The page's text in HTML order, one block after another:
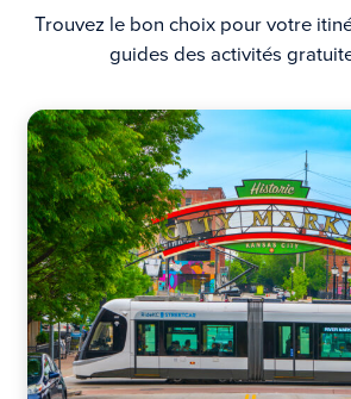
Trouvez le bon choix pour votre
guides des activités